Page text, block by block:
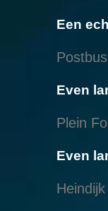
Een
Even
Plein
Even